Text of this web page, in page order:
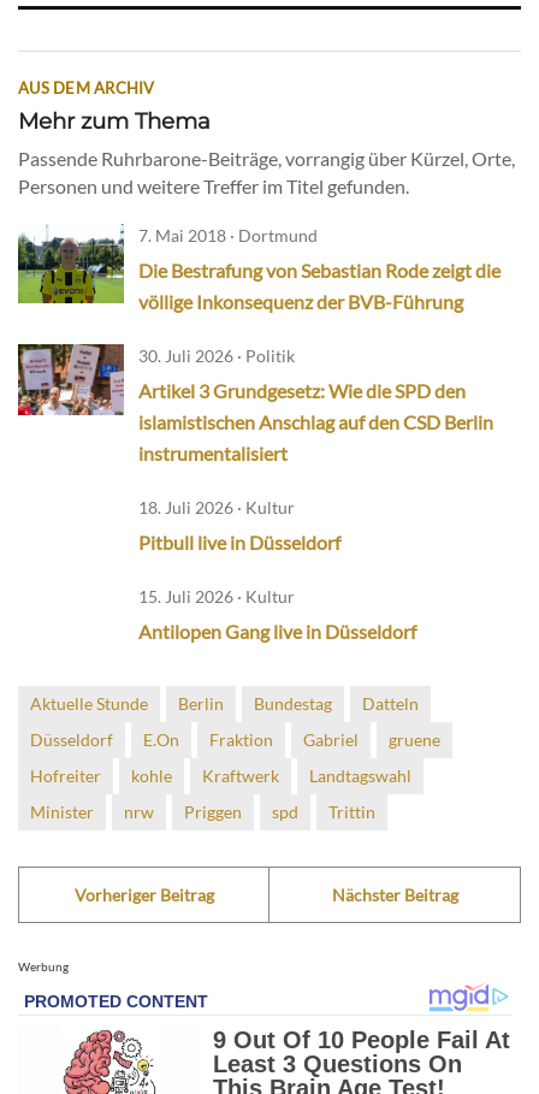
AUS DEM ARCHIV
Mehr zum Thema
Passende Ruhrbarone-Beiträge, vorrangig über Kürzel, Orte,
Personen und weitere Treffer im Titel gefunden.
7. Mai 2018 · Dortmund
Die Bestrafung von Sebastian Rode zeigt die
völlige Inkonsequenz der BVB-Führung
30. Juli 2026 · Politik
Artikel 3 Grundgesetz: Wie die SPD den
islamistischen Anschlag auf den CSD Berlin
instrumentalisiert
18. Juli 2026 · Kultur
Pitbull live in Düsseldorf
15. Juli 2026 · Kultur
Antilopen Gang live in Düsseldorf
Aktuelle Stunde Berlin Bundestag
Datteln
Düsseldorf
E.On Fraktion Gabriel
gruene
Hofreiter
kohle Kraftwerk
Landtagswahl
Minister
nrw Priggen spd Trittin
Vorheriger Beitrag Nächster Beitrag
Werbung